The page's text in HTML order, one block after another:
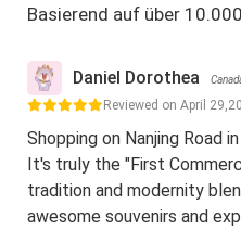
Basierend auf über
Daniel Dorothea
Reviewed on April
Shopping on Nanjing Road
It's truly the "First
tradition and modernity
awesome souvenirs and